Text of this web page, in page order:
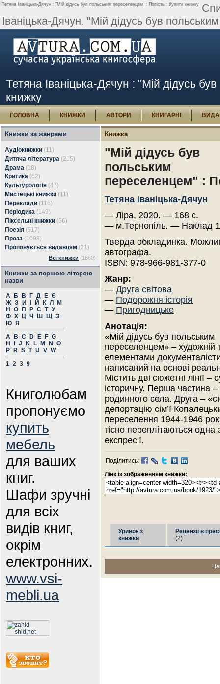
Тетяна Іваніцька-Дячун : "Мій дідусь був польським переселенцем" : Повість : Купити книжку.
Іваніцька-Дячун. "Мій дідусь був
Тетяна Іваніцька-Дячун : "Мій дідусь
книжку
ГОЛОВНА КНИЖКИ АВТОРИ КНИГАРНІ
Книжки за жанрами
Аудіокнижки (11)
Дитяча література (215)
Драма (18)
Критика (62)
Культурологія (47)
Мистецькі книжки (11)
Переклади (116)
Періодика (149)
Піксельні книжки (56)
Поезія (517)
Проза (1098)
Пропонується видавцям (21)
Всі книжки (1660)
Книжки за першою літерою
назви
А Б В Г Д Е Є
Ж З И Й К Л
М
Н
О П Р С Т У
Ф Х Ц Ч Ш Щ Э
Ю Я
A
B C D E F G
H
J K L M N
O
P
R S T U V W
1 2 3 9
Книголюбам
пропонуємо
купить
мебель
для ваших
книг.
Шафи зручні
для всіх
видів книг,
окрім
електронних.
www.vsi-
mebli.ua
Книжка
"Мій дідусь був
польським
переселенцем" :
Тетяна Іваніцька-Дячун
— Ліра, 2020. — 168 с.
— м.Тернопіль. — Наклад
Тверда обкладинка.
автографа.
ISBN: 978-966-981-377-0
Жанр:
— Друга світова
— Подорожня історія
— Пригодницьке
Анотація:
«Мій дідусь був польським
переселенцем» – художній
елементами
написаний на основі
Містить дві сюжетні лінії –
історичну. Перша частина
родинного села. Друга –
депортацію сім’ї
переселення 1944-1946
тісно переплітаються
експресії.
Поділитись:
Лінк із зображенням книжки:
Уривок з
книжки
Рецензії в пресі
(2)